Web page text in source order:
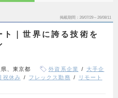
掲載期間 26/07/29～26/08/11
｜世界に誇る技術を
、東京都 外資系企業
大手企
祝休み フレックス勤務
リモート